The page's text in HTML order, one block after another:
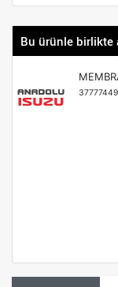
Bu ürünle birlikte